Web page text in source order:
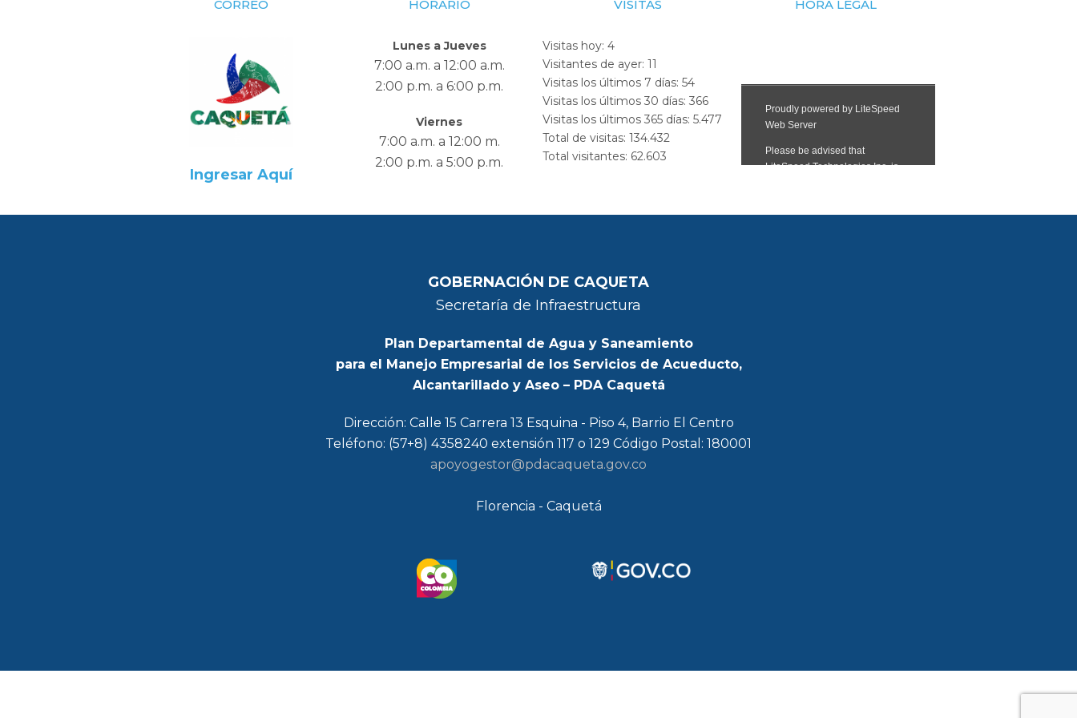
CORREO
Ingresar Aquí
HORARIO
Lunes a Jueves
7:00 a.m. a 12:00 a.m.
2:00 p.m. a 6:00 p.m.
Viernes
7:00 a.m. a 12:00 m.
2:00 p.m. a 5:00 p.m.
VISITAS
Visitas hoy: 4
Visitantes de ayer: 11
Visitas los últimos 7 días: 54
Visitas los últimos 30 días: 366
Visitas los últimos 365 días: 5.477
Total de visitas: 134.432
Total visitantes: 62.603
HORA LEGAL
GOBERNACIÓN DE CAQUETA
Secretaría de Infraestructura
Plan Departamental de Agua y Saneamiento
para el Manejo Empresarial de los Servicios de Acueducto,
Alcantarillado y Aseo – PDA Caquetá
Dirección: Calle 15 Carrera 13 Esquina - Piso 4, Barrio El Centro
Teléfono: (57+8) 4358240 extensión 117 o 129 Código Postal: 180001
apoyogestor@pdacaqueta.gov.co
Florencia - Caquetá